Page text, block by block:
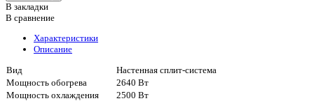
В закладки
В сравнение
Характеристики
Описание
Вид
Настенная сплит-система
Мощность обогрева
2640 Вт
Мощность охлаждения
2500 Вт